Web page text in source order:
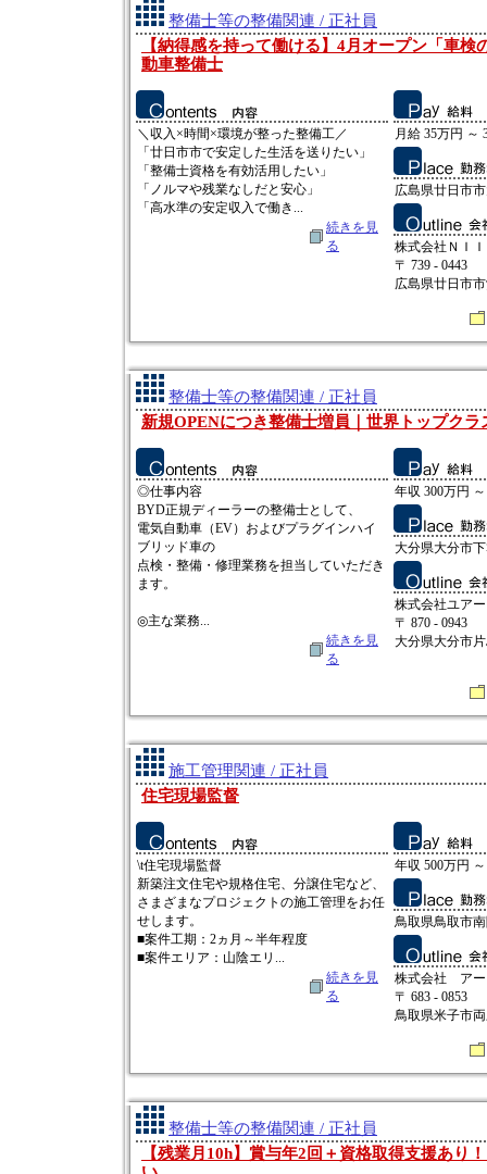
整備士等の整備関連 / 正社員
【納得感を持って働ける】4月オープン「車検
動車整備士
＼収入×時間×環境が整った整備工／
「廿日市市で安定した生活を送りたい」
「整備士資格を有効活用したい」
「ノルマや残業なしだと安心」
「高水準の安定収入で働き...
続きを見
る
月給 35万円 ～
広島県廿日市
株式会社ＮＩ
〒 739 - 0443
広島県廿日市
整備士等の整備関連 / 正社員
新規OPENにつき整備士増員｜世界トップク
◎仕事内容
BYD正規ディーラーの整備士として、
電気自動車（EV）およびプラグインハイ
ブリッド車の
点検・整備・修理業務を担当していただき
ます。
◎主な業務...
続きを見
る
年収 300万円
大分県大分市
株式会社ユア
〒 870 - 0943
大分県大分市
施工管理関連 / 正社員
住宅現場監督
\t住宅現場監督
新築注文住宅や規格住宅、分譲住宅など、
さまざまなプロジェクトの施工管理をお任
せします。
■案件工期：2ヵ月～半年程度
■案件エリア：山陰エリ...
続きを見
る
年収 500万円
鳥取県鳥取市
株式会社 アー
〒 683 - 0853
鳥取県米子市
整備士等の整備関連 / 正社員
【残業月10h】賞与年2回＋資格取得支援あり